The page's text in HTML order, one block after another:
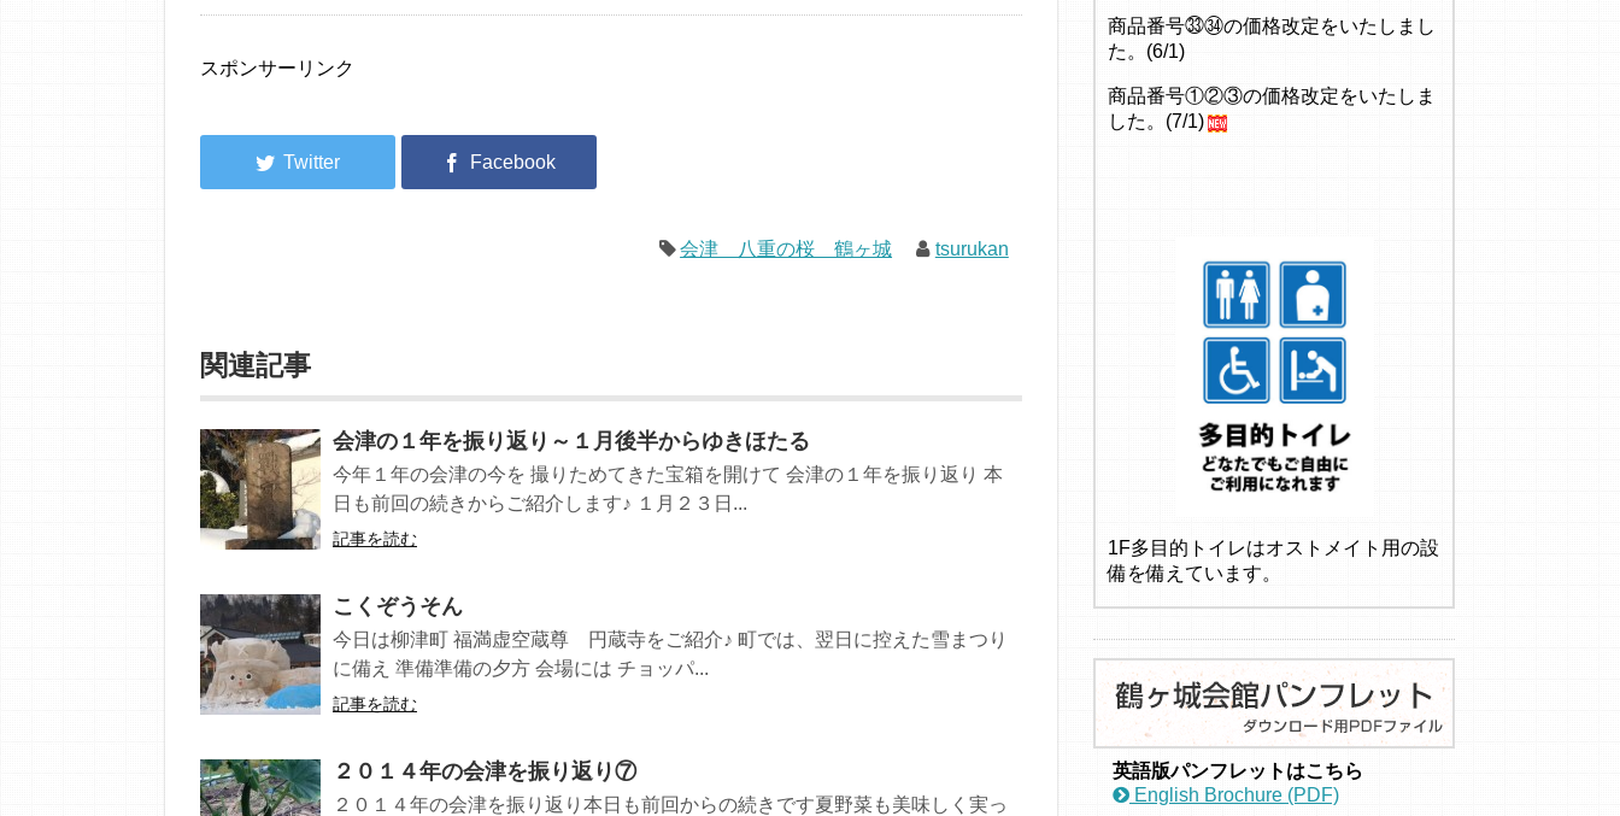
スポンサーリンク
会津 八重の桜 鶴ヶ城 tsurukan
関連記事
会津の１年を振り返り～１月後半からゆきほたる
今年１年の会津の今を 撮りためてきた宝箱を開けて 会津の１年を振り返り 本
日も前回の続きからご紹介します♪ １月２３日...
記事を読む
こくぞうそん
今日は柳津町 福満虚空蔵尊 円蔵寺をご紹介♪ 町では、翌日に控えた雪まつり
に備え 準備準備の夕方 会場には チョッパ...
記事を読む
２０１４年の会津を振り返り⑦
２０１４年の会津を振り返り本日も前回からの続きです夏野菜も美味しく実っ
商品番号㉝㉞の価格改定をいたしまし
た。(6/1)
商品番号①②③の価格改定をいたしま
した。(7/1)
1F多目的トイレはオストメイト用の設
備を備えています。
英語版パンフレットはこちら
English Brochure (PDF)